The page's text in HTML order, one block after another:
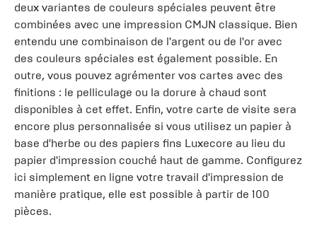
deux variantes de couleurs spéciales peuvent être
combinées avec une impression CMJN classique. Bien
entendu une combinaison de l'argent ou de l'or avec
des couleurs spéciales est également possible. En
outre, vous pouvez agrémenter vos cartes avec des
finitions : le pelliculage ou la dorure à chaud sont
disponibles à cet effet. Enfin, votre carte de visite sera
encore plus personnalisée si vous utilisez un papier à
base d'herbe ou des papiers fins Luxecore au lieu du
papier d'impression couché haut de gamme. Configurez
ici simplement en ligne votre travail d'impression de
manière pratique, elle est possible à partir de 100
pièces.